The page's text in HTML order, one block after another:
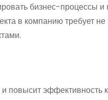
бизнес-процессы и
в компанию требует не
повысит эффективность